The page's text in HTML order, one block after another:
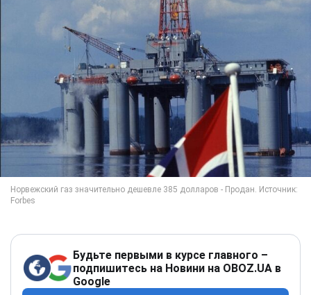
Будьте первыми в курсе главного –
подпишитесь на Новини на OBOZ.UA в
Google